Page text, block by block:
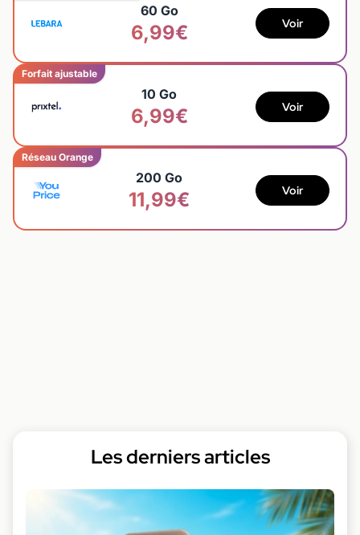
60 Go
6,99€ Voir
Forfait ajustable
10 Go
6,99€ Voir
Réseau Orange
200 Go
11,99€ Voir
Les derniers articles